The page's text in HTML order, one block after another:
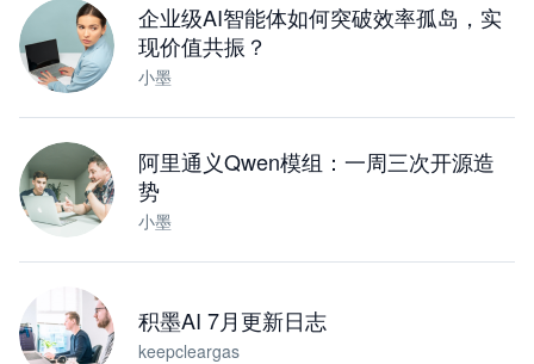
企业级AI智能体如何突破效率孤岛，实
现价值共振？
小墨
阿里通义Qwen模组：一周三次开源造
势
小墨
积墨AI 7月更新日志
keepcleargas